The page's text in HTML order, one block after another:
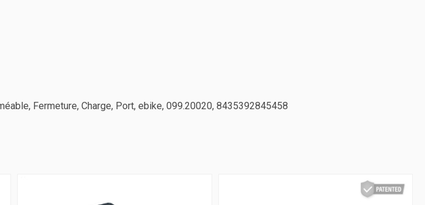
Fermeture, Charge, Port, ebike, 099.20020, 8435392845458